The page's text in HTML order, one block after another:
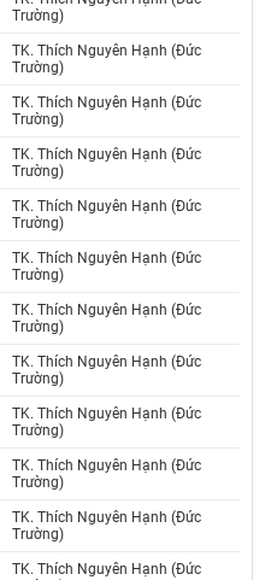
Trường)
TK. Thích Nguyên Hạnh (Đức
Trường)
TK. Thích Nguyên Hạnh (Đức
Trường)
TK. Thích Nguyên Hạnh (Đức
Trường)
TK. Thích Nguyên Hạnh (Đức
Trường)
TK. Thích Nguyên Hạnh (Đức
Trường)
TK. Thích Nguyên Hạnh (Đức
Trường)
TK. Thích Nguyên Hạnh (Đức
Trường)
TK. Thích Nguyên Hạnh (Đức
Trường)
TK. Thích Nguyên Hạnh (Đức
Trường)
TK. Thích Nguyên Hạnh (Đức
Trường)
TK. Thích Nguyên Hạnh (Đức